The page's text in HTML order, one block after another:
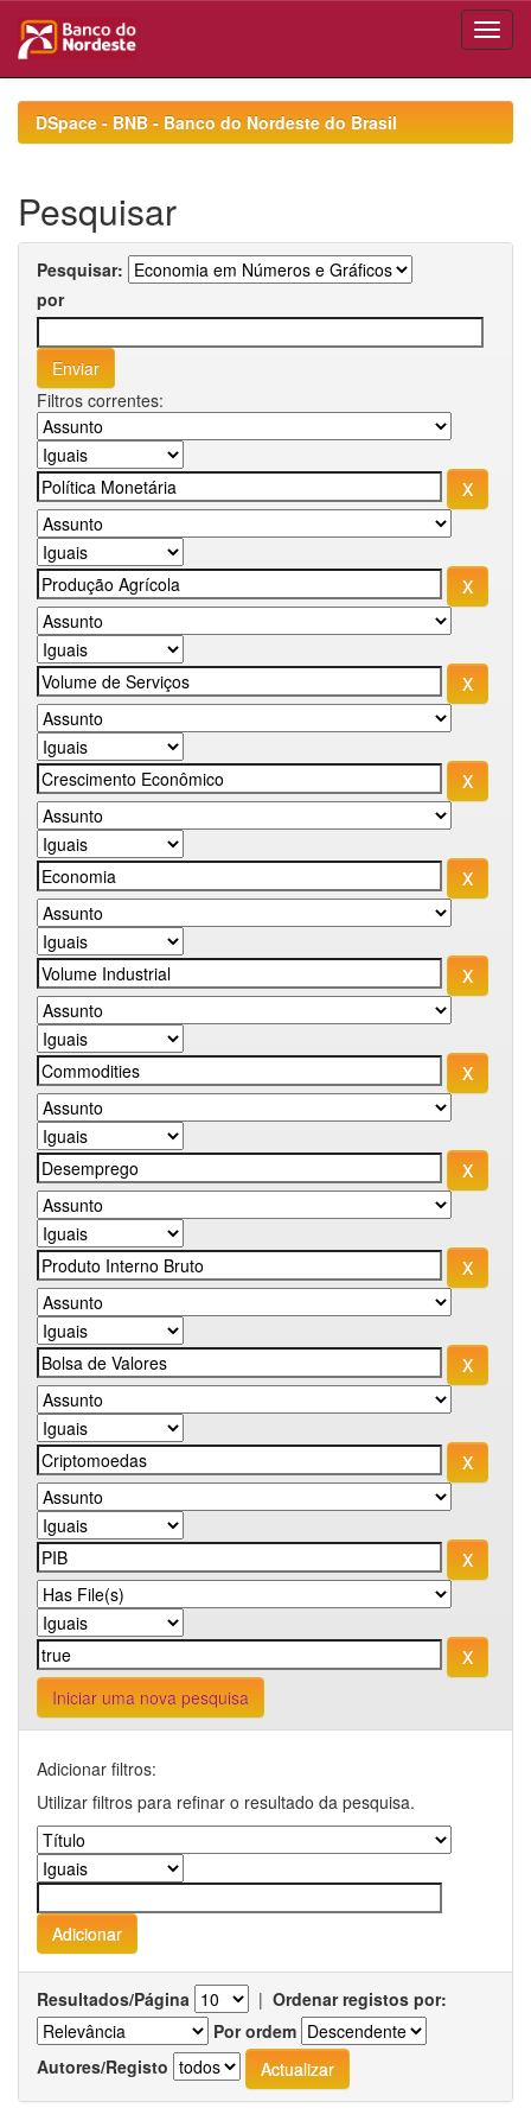
navigationDSpace - BNB - Banco do Nordeste do Brasil
Pesquisar
Pesquisar:
por
Filtros correntes:
Iniciar uma nova pesquisa
Adicionar filtros:
Utilizar filtros para refinar o resultado da pesquisa.
Resultados/Página | Ordenar registos por:
Por ordem
Autores/Registo